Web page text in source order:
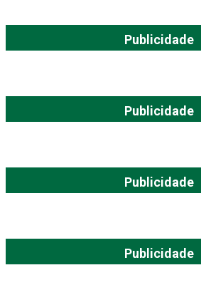
Publicidade
Publicidade
Publicidade
Publicidade